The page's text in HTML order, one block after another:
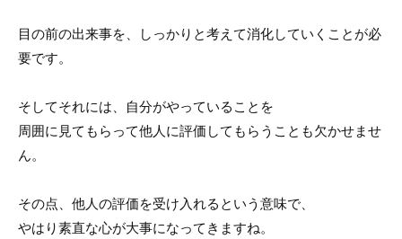
目の前の出来事を、しっかりと考えて消化していくことが必
要です。
そしてそれには、自分がやっていることを
周囲に見てもらって他人に評価してもらうことも欠かせませ
ん。
その点、他人の評価を受け入れるという意味で、
やはり素直な心が大事になってきますね。